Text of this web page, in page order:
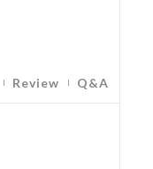
Review Q&A